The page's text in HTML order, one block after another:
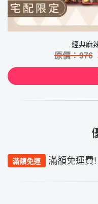
經典麻
原價：976
滿額免運 滿額免運費!